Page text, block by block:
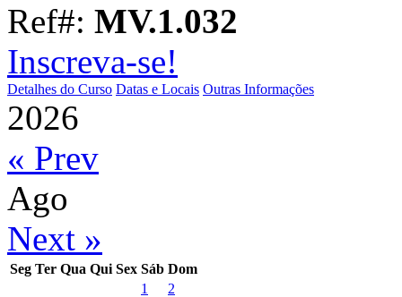
Ref#: MV.1.032
Inscreva-se!
Detalhes do Curso Datas e Locais Outras Informações
2026
« Prev
Ago
Next »
Seg Ter Qua Qui Sex Sáb Dom
1
2